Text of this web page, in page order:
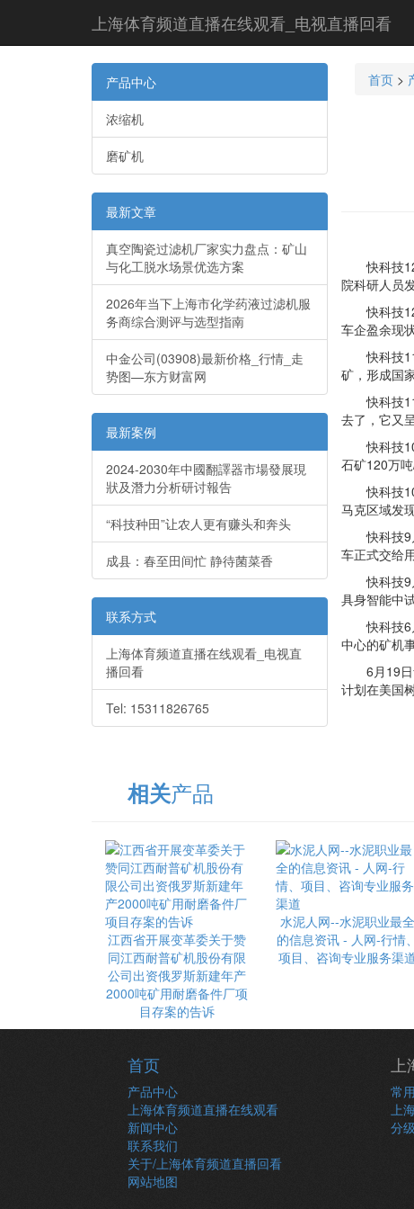
上海体育频道直播在线观看_电视直播回看
产品中心
浓缩机
磨矿机
最新文章
真空陶瓷过滤机厂家实力盘点：矿山
与化工脱水场景优选方案
2026年当下上海市化学药液过滤机服
务商综合测评与选型指南
中金公司(03908)最新价格_行情_走
势图—东方财富网
最新案例
2024-2030年中國翻譯器市場發展現
狀及潛力分析研讨報告
“科技种田”让农人更有赚头和奔头
成县：春至田间忙 静待菌菜香
联系方式
上海体育频道直播在线观看_电视直
播回看
Tel: 15311826765
首页>
快科技12
院科研人员
快科技12
车企盈余现
快科技11
矿，形成国
快科技11
去了，它又
快科技10
石矿120万
快科技10
马克区域发
快科技9月
车正式交给
快科技9月
具身智能中
快科技6月
中心的矿机
6月19日音
计划在美国
相关产品
江西省开展变革委关于赞
同江西耐普矿机股份有限
公司出资俄罗斯新建年产
2000吨矿用耐磨备件厂项
目存案的告诉
水泥人网--水泥职业最全
的信息资讯 - 人网-行情、
项目、咨询专业服务渠
首页
产品中心
上海体育频道直播在线观看
新闻中心
联系我们
关于/上海体育频道直播回看
网站地图
常
上
分